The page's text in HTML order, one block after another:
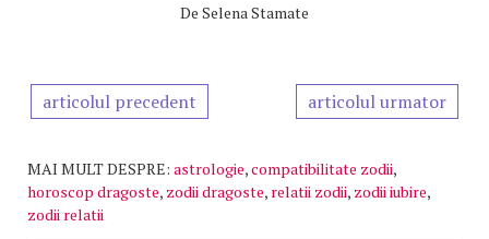
De Selena Stamate
articolul precedent articolul urmator
MAI MULT DESPRE: astrologie,compatibilitate zodii,
horoscop dragoste, zodii dragoste, relatii zodii, zodii iubire,
zodii relatii